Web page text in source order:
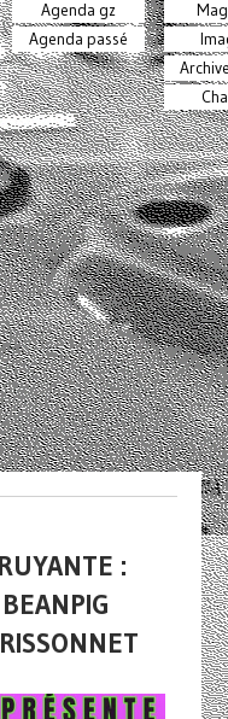
Agenda gz
Agenda passé
: